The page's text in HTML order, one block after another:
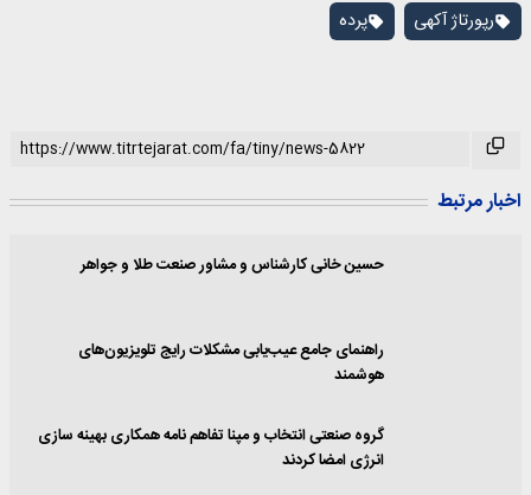
رپورتاژ آکهی پرده
اخبار مرتبط
حسین خانی کارشناس و مشاور صنعت طلا و جواهر
راهنمای جامع عیب‌یابی مشکلات رایج تلویزیون‌های
هوشمند
گروه صنعتی انتخاب و مپنا تفاهم نامه همکاری بهینه سازی
انرژی امضا کردند